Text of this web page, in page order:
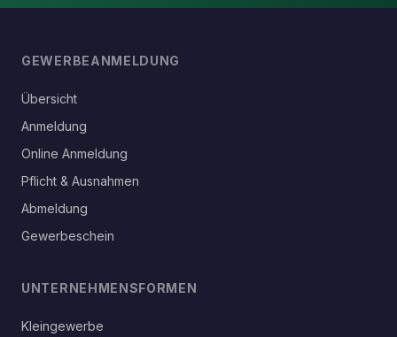
GEWERBEANMELDUNG
Übersicht
Anmeldung
Online Anmeldung
Pflicht & Ausnahmen
Abmeldung
Gewerbeschein
UNTERNEHMENSFORMEN
Kleingewerbe